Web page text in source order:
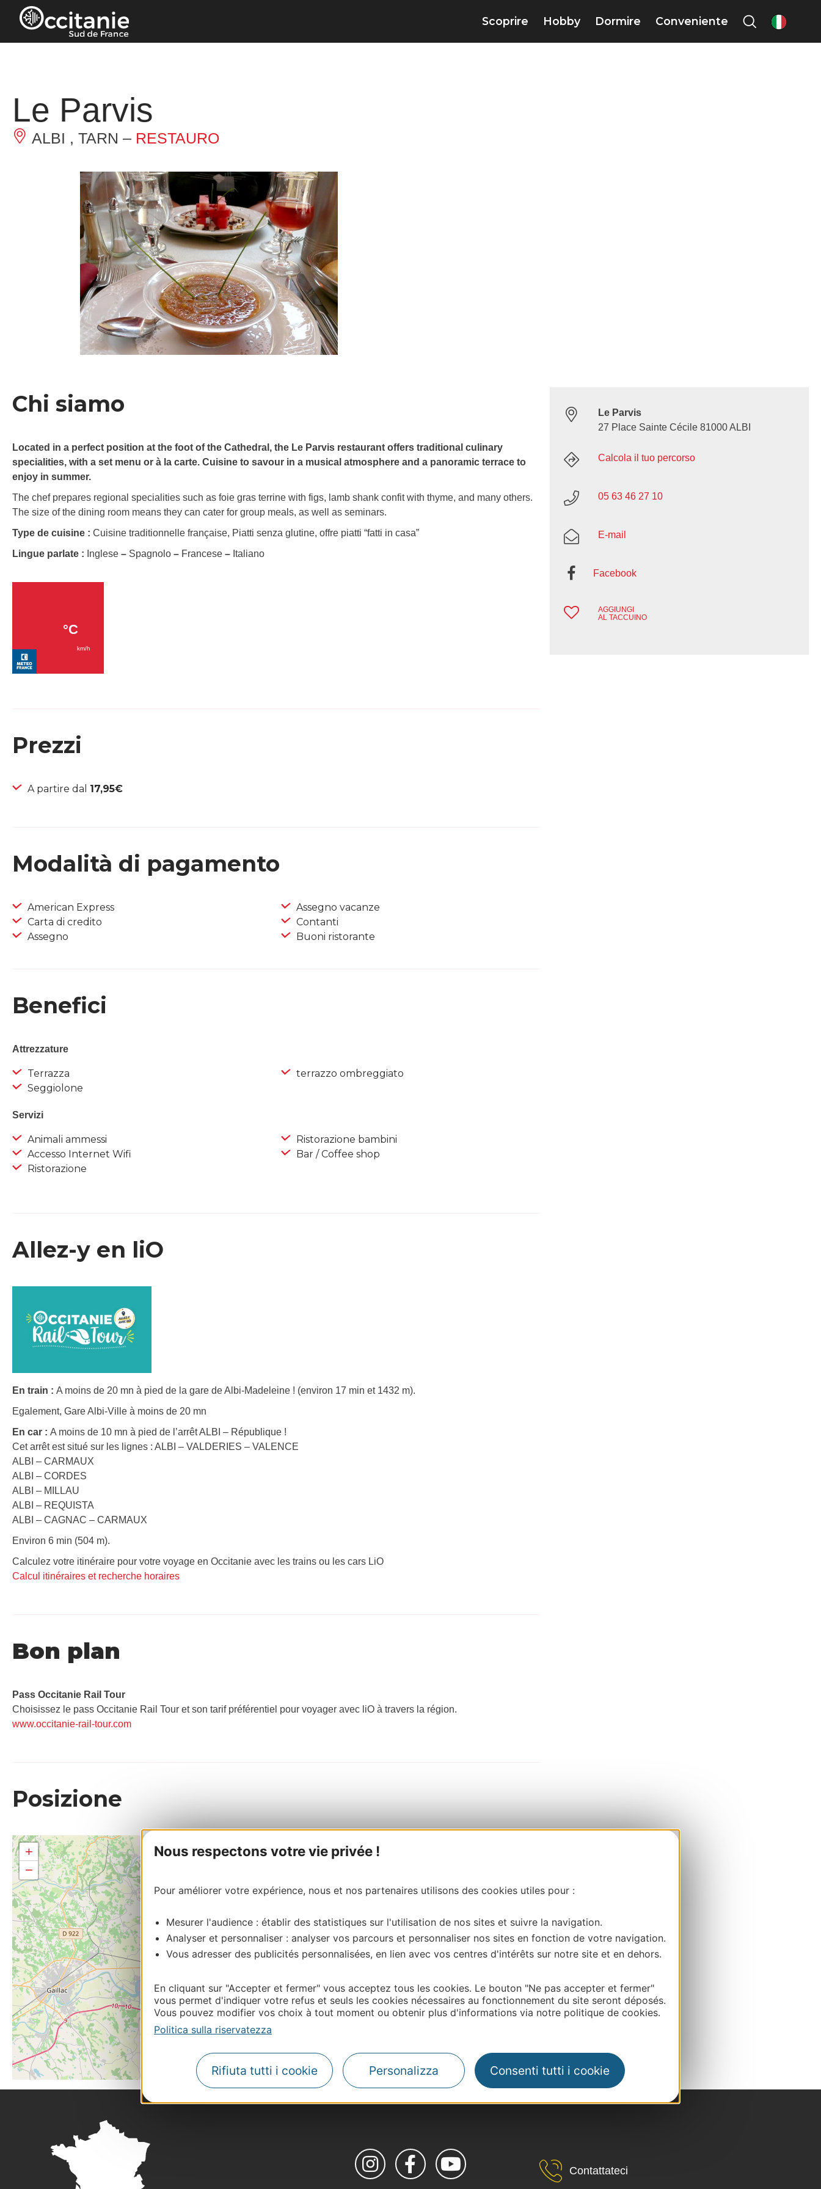
Pannello di gestione dei cookies
Nous respectons votre vie privée !
Pour améliorer votre expérience, nous et nos partenaires utilisons des cookies utiles pour :
Mesurer l'audience : établir des statistiques sur l'utilisation de nos sites et suivre la navigation.
Analyser et personnaliser : analyser vos parcours et personnaliser nos sites en fonction de votre navigation.
Vous adresser des publicités personnalisées, en lien avec vos centres d'intérêts sur notre site et en dehors.
En cliquant sur "Accepter et fermer" vous acceptez tous les cookies. Le bouton "Ne pas accepter et fermer"
vous permet d'indiquer votre refus et seuls les cookies nécessaires au fonctionnement du site seront déposés.
Vous pouvez modifier vos choix à tout moment ou obtenir plus d'informations via notre politique de cookies.
Politica sulla riservatezza
Rifiuta tutti i cookie Personalizza Consenti tutti i cookie
Scoprire Hobby Dormire Conveniente
Le Parvis
ALBI , TARN – RESTAURO
Chi siamo
Located in a perfect position at the foot of the Cathedral, the Le Parvis restaurant offers traditional culinary
specialities, with a set menu or à la carte. Cuisine to savour in a musical atmosphere and a panoramic terrace to
enjoy in summer.
The chef prepares regional specialities such as foie gras terrine with figs, lamb shank confit with thyme, and many others.
The size of the dining room means they can cater for group meals, as well as seminars.
Type de cuisine : Cuisine traditionnelle française, Piatti senza glutine, offre piatti “fatti in casa”
Lingue parlate : Inglese – Spagnolo – Francese – Italiano
Prezzi
A partire dal 17,95€
Modalità di pagamento
American Express
Carta di credito
Assegno
Assegno vacanze
Contanti
Buoni ristorante
Benefici
Attrezzature
Terrazza
Seggiolone
terrazzo ombreggiato
Servizi
Animali ammessi
Accesso Internet Wifi
Ristorazione
Ristorazione bambini
Bar / Coffee shop
Allez-y en liO
En train : A moins de 20 mn à pied de la gare de Albi-Madeleine ! (environ 17 min et 1432 m).
Egalement, Gare Albi-Ville à moins de 20 mn
En car : A moins de 10 mn à pied de l’arrêt ALBI – République !
Cet arrêt est situé sur les lignes : ALBI – VALDERIES – VALENCE
ALBI – CARMAUX
ALBI – CORDES
ALBI – MILLAU
ALBI – REQUISTA
ALBI – CAGNAC – CARMAUX
Environ 6 min (504 m).
Calculez votre itinéraire pour votre voyage en Occitanie avec les trains ou les cars LiO
Calcul itinéraires et recherche horaires
Bon plan
Pass Occitanie Rail Tour​
Choisissez le pass Occitanie Rail Tour et son tarif préférentiel pour voyager avec liO à travers la région.
www.occitanie-rail-tour.com
Posizione
+
−
Leaflet| Map data © OpenStreetMap contributors
Le Parvis
27 Place Sainte Cécile 81000 ALBI
Calcola il tuo percorso
05 63 46 27 10
E-mail
Facebook
AGGIUNGI
AL TACCUINO
Contattateci